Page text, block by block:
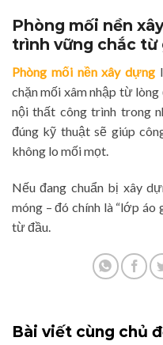
Phòng mối nền
trình vững chắc từ
Phòng mối nền xây dựng
chặn mối xâm nhập từ
nội thất công trình trong
đúng kỹ thuật sẽ giúp
không lo mối mọt.
Nếu đang chuẩn bị xây
móng – đó chính là “lớp áo
từ đầu.
Bài viết cùng chủ